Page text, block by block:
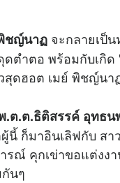
ชญ์นาฏ จะกลายเป็
ตำตอ พร้อมกับเกิ
สุดฮอต เมย์ พิชญ์นา
.ต.ต.ธิติสรรค์ อุทธน
นี้ ก็มาอินเลิฟกับ ส
รณ์ คุกเข่าขอแต่งง
นๆ